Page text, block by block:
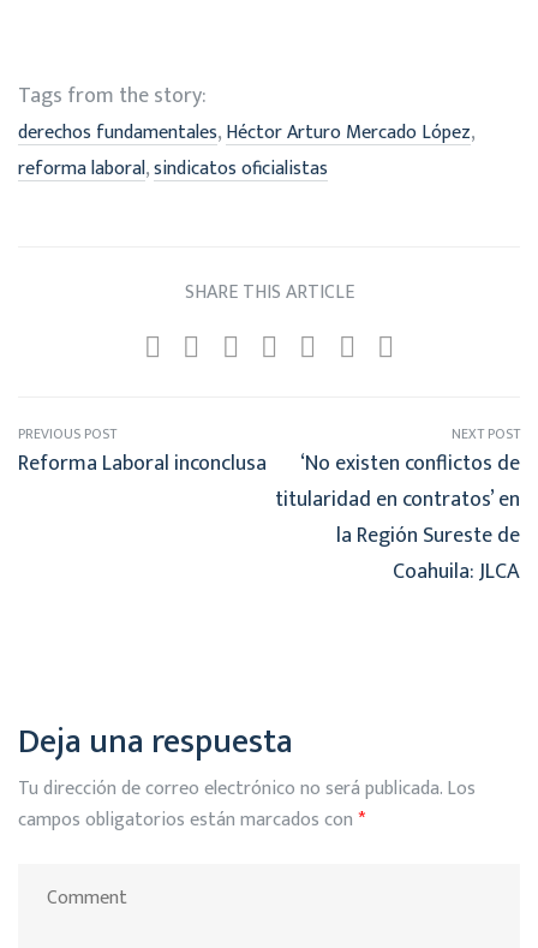
Tags from the story:
derechos fundamentales,Héctor Arturo Mercado López,
reforma laboral,sindicatos oficialistas
SHARE THIS ARTICLE
PREVIOUS POST
Reforma Laboral inconclusa
NEXT POST
‘No existen conflictos de
titularidad en contratos’ en
la Región Sureste de
Coahuila: JLCA
Deja una respuesta
Tu dirección de correo electrónico no será publicada.Los
campos obligatorios están marcados con*